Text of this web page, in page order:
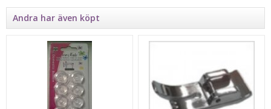
Andra har även köpt